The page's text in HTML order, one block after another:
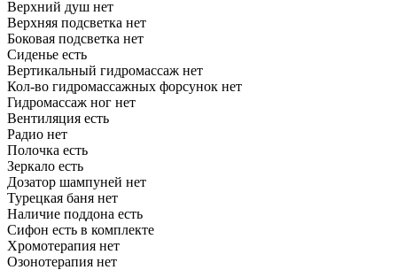
Верхний душ нет
Верхняя подсветка нет
Боковая подсветка нет
Сиденье есть
Вертикальный гидромассаж нет
Кол-во гидромассажных форсунок нет
Гидромассаж ног нет
Вентиляция есть
Радио нет
Полочка есть
Зеркало есть
Дозатор шампуней нет
Турецкая баня нет
Наличие поддона есть
Сифон есть в комплекте
Хромотерапия нет
Озонотерапия нет